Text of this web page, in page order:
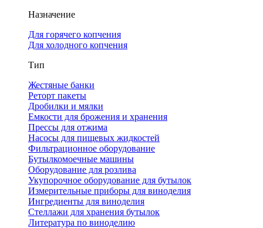
Назначение
Для горячего копчения
Для холодного копчения
Тип
Жестяные банки
Реторт пакеты
Дробилки и мялки
Емкости для брожения и хранения
Прессы для отжима
Насосы для пищевых жидкостей
Фильтрационное оборудование
Бутылкомоечные машины
Оборудование для розлива
Укупорочное оборудование для бутылок
Измерительные приборы для виноделия
Ингредиенты для виноделия
Стеллажи для хранения бутылок
Литература по виноделию